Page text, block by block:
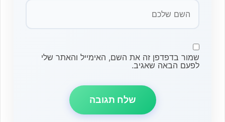
שמור בדפדפן זה את השם, האימייל והאתר שלי
לפעם הבאה שאגיב.